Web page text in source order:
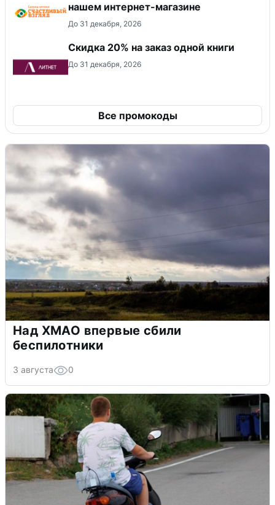
нашем интернет-магазине
До 31 декабря, 2026
Скидка 20% на заказ одной книги
До 31 декабря, 2026
Все промокоды
Над ХМАО впервые сбили
беспилотники
3 августа 0